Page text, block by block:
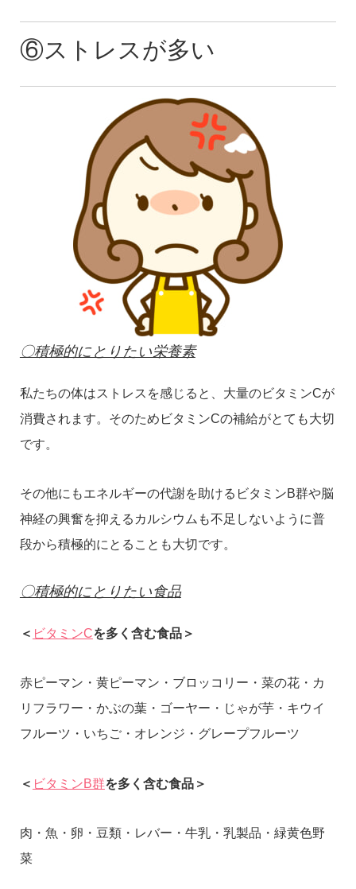
⑥ストレスが多い
〇積極的にとりたい栄養素
私たちの体はストレスを感じると、大量のビタミンCが
消費されます。そのためビタミンCの補給がとても大切
です。
その他にもエネルギーの代謝を助けるビタミンB群や脳
神経の興奮を抑えるカルシウムも不足しないように普
段から積極的にとることも大切です。
〇積極的にとりたい食品
＜ ビタミンCを多く含む食品＞
赤ピーマン・黄ピーマン・ブロッコリー・菜の花・カ
リフラワー・かぶの葉・ゴーヤー・じゃが芋・キウイ
フルーツ・いちご・オレンジ・グレープフルーツ
＜ ビタミンB群を多く含む食品＞
肉・魚・卵・豆類・レバー・牛乳・乳製品・緑黄色野
菜